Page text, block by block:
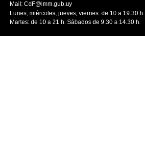
Mail: CdF@imm.gub.uy
Lunes, miércoles, jueves, viernes: de 10 a 19.30 h.
Martes: de 10 a 21 h. Sábados de 9.30 a 14.30 h.